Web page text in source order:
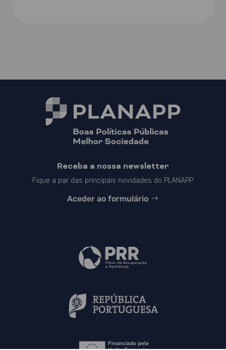
Receba a nossa newsletter
Fique a par das principais novidades do PLANAPP
Aceder ao formulário